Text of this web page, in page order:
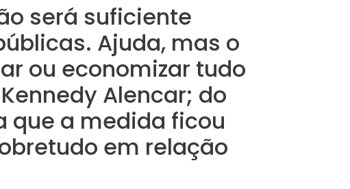
será suficiente
Ajuda, mas o
ou economizar tudo
Alencar; do
que a medida ficou
em relação